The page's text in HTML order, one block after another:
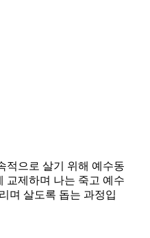
적으로 살기 위해 예수동
교제하며 나는 죽고 예수
며 살도록 돕는 과정입